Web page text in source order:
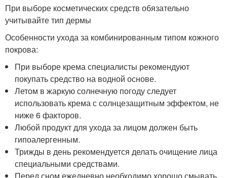
При выборе косметических средств обязательно
учитывайте тип дермы
Особенности ухода за комбинированным типом кожного
покрова:
При выборе крема специалисты рекомендуют
покупать средство на водной основе.
Летом в жаркую солнечную погоду следует
использовать крема с солнцезащитным эффектом, не
ниже 6 факторов.
Любой продукт для ухода за лицом должен быть
гипоалергенным.
Трижды в день рекомендуется делать очищение лица
специальными средствами.